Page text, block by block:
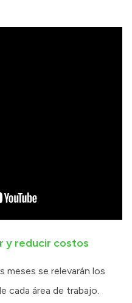
y reducir costos
meses se relevarán los
cada área de trabajo.